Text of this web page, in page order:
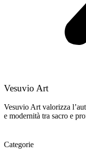
Vesuvio Art
Vesuvio Art valorizza
e modernità tra sacro e
Categorie